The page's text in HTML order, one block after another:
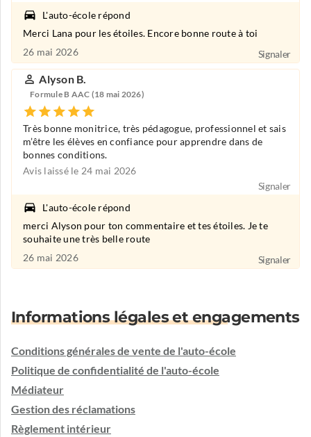
L'auto-école répond
Merci Lana pour les étoiles. Encore bonne route à toi
26 mai 2026
Signaler
Alyson B.
Formule B AAC (18 mai 2026)
Très bonne monitrice, très pédagogue, professionnel et sais
m’être les élèves en confiance pour apprendre dans de
bonnes conditions.
Avis laissé le 24 mai 2026
Signaler
L'auto-école répond
merci Alyson pour ton commentaire et tes étoiles. Je te
souhaite une très belle route
26 mai 2026
Signaler
Informations légales et engagements
Conditions générales de vente de l'auto-école
Politique de confidentialité de l'auto-école
Médiateur
Gestion des réclamations
Règlement intérieur